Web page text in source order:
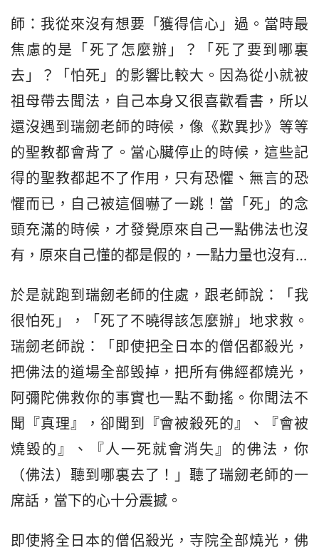
師：我從來沒有想要「獲得信心」過。當時最
焦慮的是「死了怎麼辦」？「死了要到哪裏
去」？「怕死」的影響比較大。因為從小就被
祖母帶去聞法，自己本身又很喜歡看書，所以
還沒遇到瑞劒老師的時候，像《歎異抄》等等
的聖教都會背了。當心臟停止的時候，這些記
得的聖教都起不了作用，只有恐懼、無言的恐
懼而已，自己被這個嚇了一跳！當「死」的念
頭充滿的時候，才發覺原來自己一點佛法也沒
有，原來自己懂的都是假的，一點力量也沒有…
於是就跑到瑞劒老師的住處，跟老師說：「我
很怕死」，「死了不曉得該怎麼辦」地求救。
瑞劒老師說：「即使把全日本的僧侶都殺光，
把佛法的道場全部毁掉，把所有佛經都燒光，
阿彌陀佛救你的事實也一點不動搖。你聞法不
聞『真理』，卻聞到『會被殺死的』、『會被
燒毀的』、『人一死就會消失』的佛法，你
（佛法）聽到哪裏去了！」聽了瑞劒老師的一
席話，當下的心十分震撼。
即使將全日本的僧侶殺光，寺院全部燒光，佛